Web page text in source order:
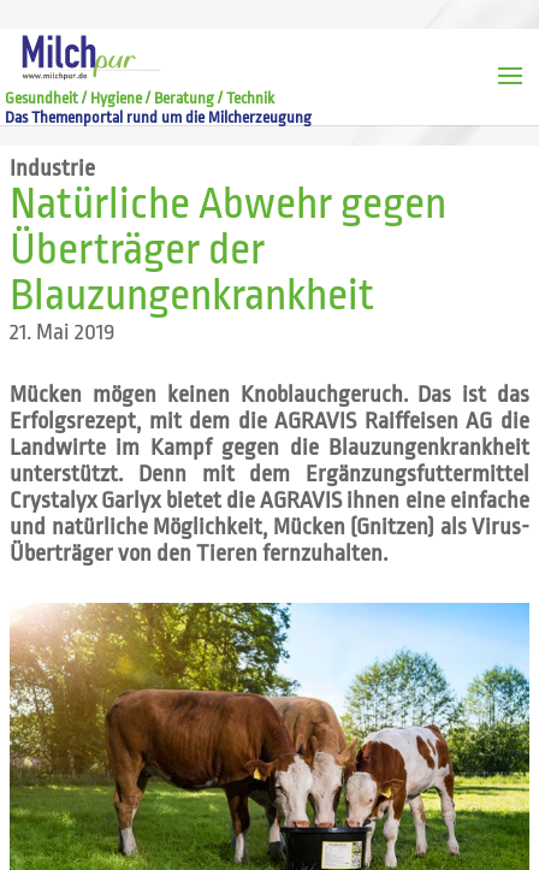
Gesundheit / Hygiene / Beratung / Technik
Das Themenportal rund um die Milcherzeugung
Industrie
Natürliche Abwehr gegen
Überträger der
Blauzungenkrankheit
21. Mai 2019
Mücken mögen keinen Knoblauchgeruch. Das ist das
Erfolgsrezept, mit dem die AGRAVIS Raiffeisen AG die
Landwirte im Kampf gegen die Blauzungenkrankheit
unterstützt. Denn mit dem Ergänzungsfuttermittel
Crystalyx Garlyx bietet die AGRAVIS ihnen eine einfache
und natürliche Möglichkeit, Mücken (Gnitzen) als Virus-
Überträger von den Tieren fernzuhalten.